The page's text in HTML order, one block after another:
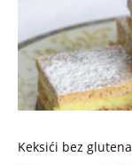
Keksići bez glutena